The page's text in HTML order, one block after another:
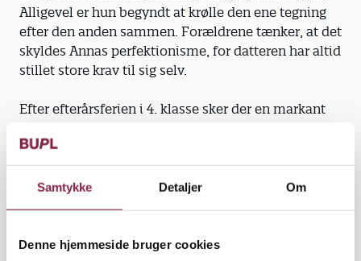
Samtykke Detaljer Om
Denne hjemmeside bruger cookies
Alligevel er hun begyndt at krølle den ene tegning
efter den anden sammen. Forældrene tænker, at det
skyldes Annas perfektionisme, for datteren har altid
stillet store krav til sig selv.
Efter efterårsferien i 4. klasse sker der en markant
registrerer, at Anna efterhånden har tillagt sig en
masse rituelle handlinger, såsom at koppen skal stå
et bestemt sted på bordet. Når hun lukker en dør,
går hun tilbage for at åbne og lukke den to-tre
tre trin op af den trappe, hun lige er kommet nedad.